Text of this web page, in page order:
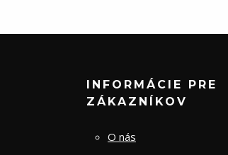
INFORMÁCIE PRE
ZÁKAZNÍKOV
O nás